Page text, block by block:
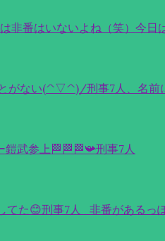
非番はいないよね（笑）今日
がない(^▽^)/刑事7人、名前
鎧武参上🏁🏁🏁📯刑事7人
てた😊刑事7人_非番があるっ